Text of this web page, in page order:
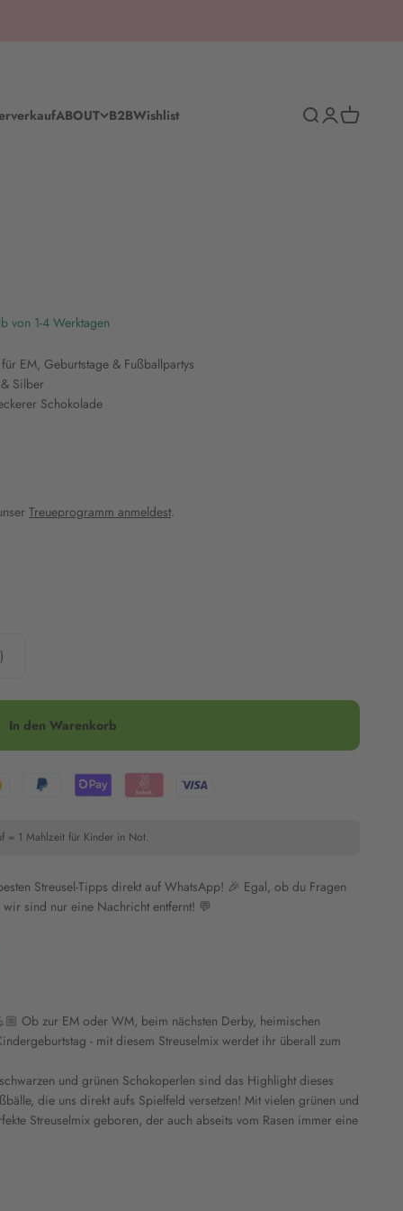
ABOUT B2BWishlist SucheAnmelden
Warenkorb
von 1-4 Werktagen
EM, Geburtstage & Fußballpartys
Silber
Schokolade
Treueprogramm anmeldest.
In den Warenkorb
= 1 Mahlzeit für Kinder in Not.
Streusel-Tipps direkt auf WhatsApp! 🎉 Egal, ob du Fragen
sind nur eine Nachricht entfernt! 💬
Ob zur EM oder WM, beim nächsten Derby, heimischen
- mit diesem Streuselmix werdet ihr überall zum
und grünen Schokoperlen sind das Highlight dieses
die uns direkt aufs Spielfeld versetzen! Mit vielen grünen und
Streuselmix geboren, der auch abseits vom Rasen immer eine